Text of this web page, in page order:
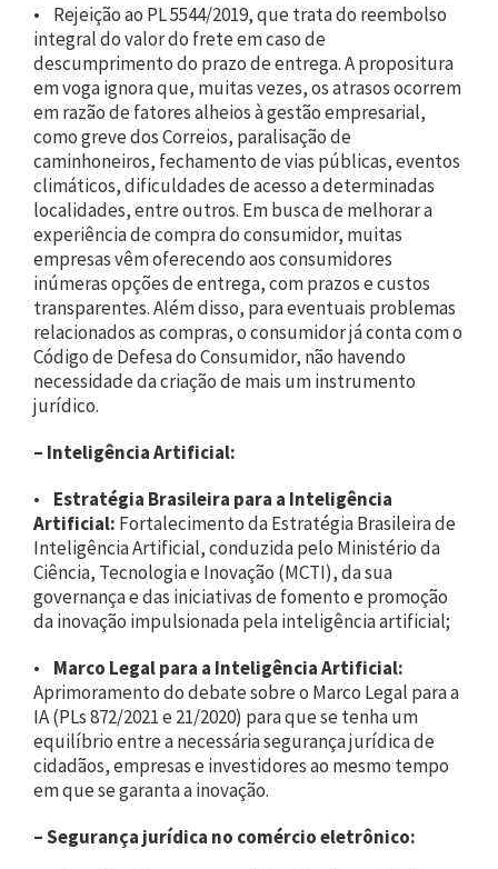
• Rejeição ao PL 5544/2019, que trata do reembolso
integral do valor do frete em caso de
descumprimento do prazo de entrega. A propositura
em voga ignora que, muitas vezes, os atrasos ocorrem
em razão de fatores alheios à gestão empresarial,
como greve dos Correios, paralisação de
caminhoneiros, fechamento de vias públicas, eventos
climáticos, dificuldades de acesso a determinadas
localidades, entre outros. Em busca de melhorar a
experiência de compra do consumidor, muitas
empresas vêm oferecendo aos consumidores
inúmeras opções de entrega, com prazos e custos
transparentes. Além disso, para eventuais problemas
relacionados as compras, o consumidor já conta com o
Código de Defesa do Consumidor, não havendo
necessidade da criação de mais um instrumento
jurídico.
– Inteligência Artificial:
• Estratégia Brasileira para a Inteligência
Artificial: Fortalecimento da Estratégia Brasileira de
Inteligência Artificial, conduzida pelo Ministério da
Ciência, Tecnologia e Inovação (MCTI), da sua
governança e das iniciativas de fomento e promoção
da inovação impulsionada pela inteligência artificial;
• Marco Legal para a Inteligência Artificial:
Aprimoramento do debate sobre o Marco Legal para a
IA (PLs 872/2021 e 21/2020) para que se tenha um
equilíbrio entre a necessária segurança jurídica de
cidadãos, empresas e investidores ao mesmo tempo
em que se garanta a inovação.
– Segurança jurídica no comércio eletrônico: